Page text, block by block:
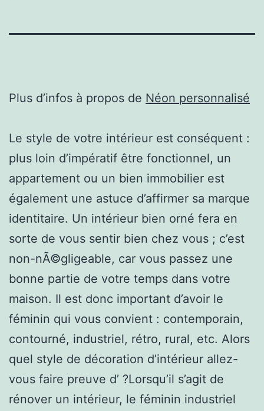
Plus d’infos à propos de Néon personnalisé
Le style de votre intérieur est conséquent :
plus loin d’impératif être fonctionnel, un
appartement ou un bien immobilier est
également une astuce d’affirmer sa marque
identitaire. Un intérieur bien orné fera en
sorte de vous sentir bien chez vous ; c’est
non-nÃ©gligeable, car vous passez une
bonne partie de votre temps dans votre
maison. Il est donc important d’avoir le
féminin qui vous convient : contemporain,
contourné, industriel, rétro, rural, etc. Alors
quel style de décoration d’intérieur allez-
vous faire preuve d’ ?Lorsqu’il s’agit de
rénover un intérieur, le féminin industriel